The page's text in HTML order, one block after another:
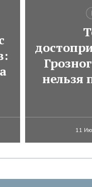
нельзя
11